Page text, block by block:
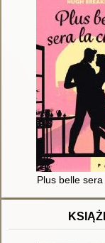
Plus belle